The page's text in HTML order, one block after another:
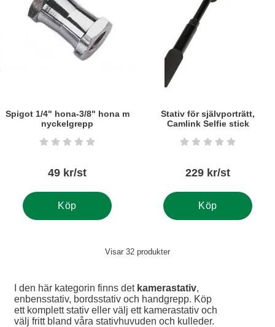
Spigot 1/4" hona-3/8" hona m
nyckelgrepp
Art. nr5747 Betyg: 0 stjärnor av 5
49 kr/st
Köp
Stativ för självporträtt,
Camlink Selfie stick
Art. nr6185 Betyg: 0 stjärnor
229 kr/st
Köp
Visar 32 produkter
I den här kategorin finns det kamerastativ,
enbensstativ, bordsstativ och handgrepp. Köp
ett komplett stativ eller välj ett kamerastativ och
välj fritt bland våra stativhuvuden och kulleder.